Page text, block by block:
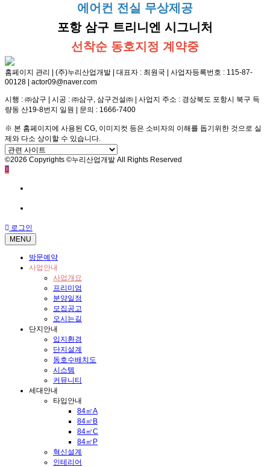
에어컨 전실 무상제공
포항 삼구 트리니엔 시그니처
선착순 동호지정 계약중
홈페이지 관리 | (주)누리산업개발 | 대표자 : 최원국 | 사업자등록번호 : 115-87-
00128 | actor09@naver.com
시행 : ㈜삼구 | 시공 : ㈜삼구, 삼구건설㈜ | 사업지 주소 : 경상북도 포항시 북구 득
량동 산19-8번지 일원 | 문의 : 1666-7400
※ 본 홈페이지에 사용된 CG, 이미지컷 등은 소비자의 이해를 돕기위한 것으로 실
제와 다소 상이할 수 있습니다.
©2026 Copyrights ©누리산업개발 All Rights Reserved
로그인
MENU
방문예약
사업안내
사업개요
프리미엄
분양일정
모집공고
오시는길
단지안내
입지환경
단지설계
동호수배치도
시스템
커뮤니티
세대안내
타입안내
84㎡A
84㎡B
84㎡C
84㎡P
혁신설계
인테리어